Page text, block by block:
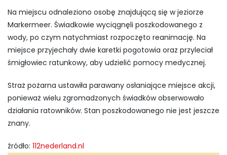
Na miejscu odnaleziono osobę znajdującą się w jeziorze
Markermeer. Świadkowie wyciągnęli poszkodowanego z
wody, po czym natychmiast rozpoczęto reanimację. Na
miejsce przyjechały dwie karetki pogotowia oraz przyleciał
śmigłowiec ratunkowy, aby udzielić pomocy medycznej.
Straż pożarna ustawiła parawany osłaniające miejsce akcji,
ponieważ wielu zgromadzonych świadków obserwowało
działania ratowników. Stan poszkodowanego nie jest jeszcze
znany.
źródło: 112nederland.nl